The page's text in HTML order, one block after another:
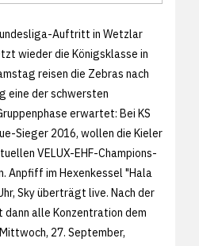
Auftritt in Wetzlar
wieder die Königsklasse in
reisen die Zebras nach
eine der schwersten
erwartet: Bei KS
Sieger 2016, wollen die Kieler
VELUX-EHF-Champions-
Anpfiff im Hexenkessel "Hala
Sky überträgt live. Nach der
dann alle Konzentration dem
27. September,